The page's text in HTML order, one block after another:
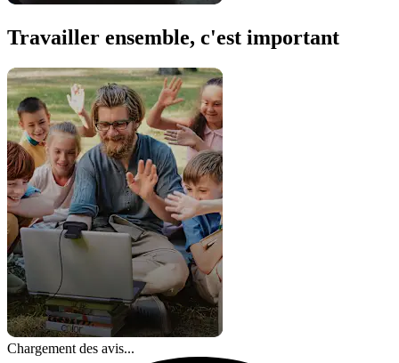
Travailler ensemble, c'est important
Chargement des avis...